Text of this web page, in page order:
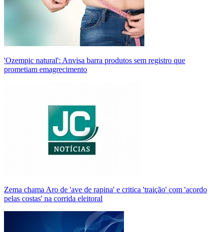
'Ozempic natural': Anvisa barra produtos sem registro que
prometiam emagrecimento
Zema chama Aro de 'ave de rapina' e critica 'traição' com 'acordo
pelas costas' na corrida eleitoral